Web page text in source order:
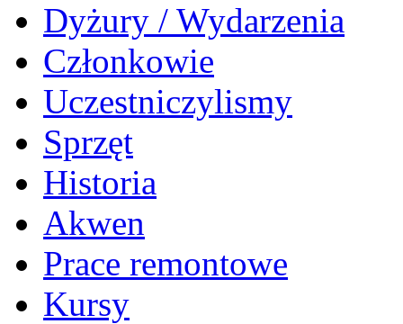
Dyżury / Wydarzenia
Członkowie
Uczestniczylismy
Sprzęt
Historia
Akwen
Prace remontowe
Kursy